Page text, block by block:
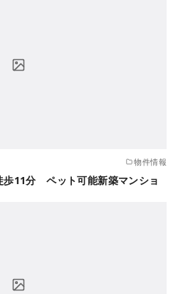
物件情報
歩11分 ペット可能新築マンショ